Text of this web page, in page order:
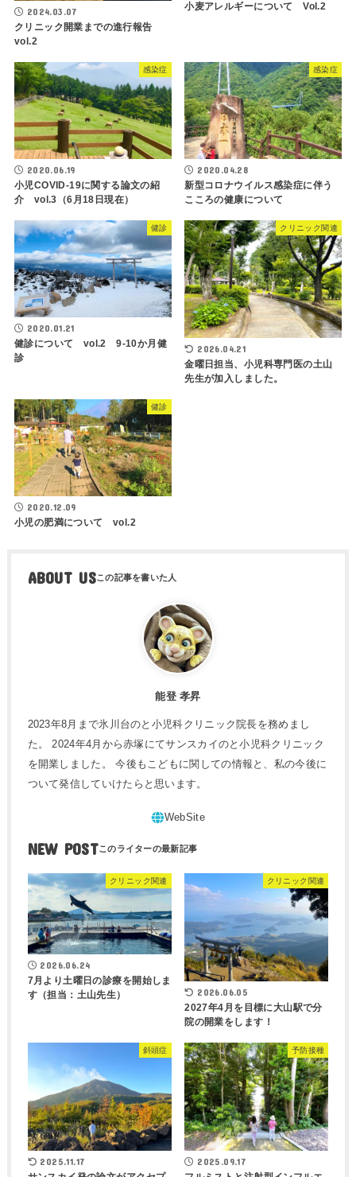
2024.03.07
クリニック開業までの進行報告
vol.2
小麦アレルギーについて Vol.2
感染症
2020.06.19
小児COVID-19に関する論文の紹
介 vol.3（6月18日現在）
感染症
2020.04.28
新型コロナウイルス感染症に伴う
こころの健康について
健診
2020.01.21
健診について vol.2 9-10か月健
診
クリニック関連
2026.04.21
金曜日担当、小児科専門医の土山
先生が加入しました。
健診
2020.12.09
小児の肥満について vol.2
ABOUT US
能登 孝昇
2023年8月まで氷川台のと小児科クリニック院長を務めまし
た。 2024年4月から赤塚にてサンスカイのと小児科クリニック
を開業しました。 今後もこどもに関しての情報と、私の今後に
ついて発信していけたらと思います。
NEW POST
クリニック関連
2026.06.24
7月より土曜日の診療を開始しま
す（担当：土山先生）
クリニック関連
2026.06.05
2027年4月を目標に大山駅で分
院の開業をします！
斜頭症
2025.11.17
予防接種
2025.09.17